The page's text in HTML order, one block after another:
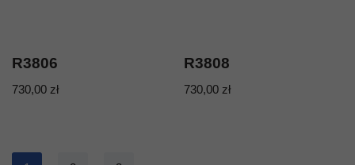
R3806
730,00 zł
R3808
730,00 zł